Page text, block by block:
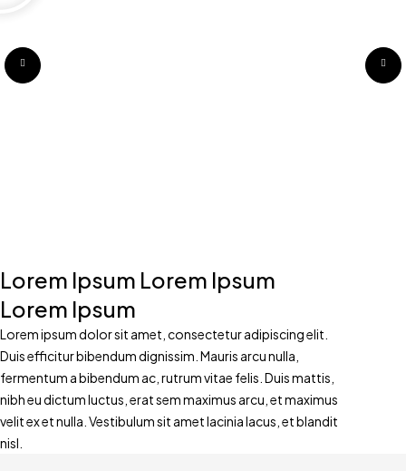
Lorem Ipsum Lorem Ipsum
Lorem Ipsum
Lorem ipsum dolor sit amet, consectetur adipiscing elit.
Duis efficitur bibendum dignissim. Mauris arcu nulla,
fermentum a bibendum ac, rutrum vitae felis. Duis mattis,
nibh eu dictum luctus, erat sem maximus arcu, et maximus
velit ex et nulla. Vestibulum sit amet lacinia lacus, et blandit
nisl.